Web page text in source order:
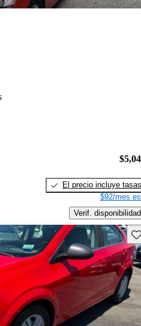
El precio incluye tasas
$92/mes
Verif. disponibilidad